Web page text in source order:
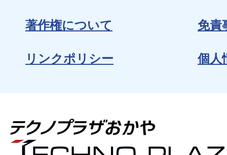
著作権について 免責
リンクポリシー 個人